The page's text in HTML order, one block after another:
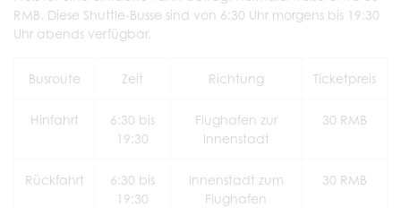
RMB. Diese Shuttle-Busse sind von 6:30 Uhr morgens bis 19:30
Uhr abends verfügbar.
Busroute Zeit Richtung Ticketpreis
Hinfahrt
6:30 bis
19:30
Flughafen zur
Innenstadt
30 RMB
Rückfahrt
6:30 bis
19:30
Innenstadt zum
Flughafen
30 RMB